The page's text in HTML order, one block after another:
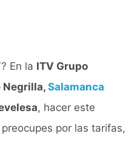
En la ITV Grupo
Negrilla, Salamanca
, hacer este
por las tarifas,